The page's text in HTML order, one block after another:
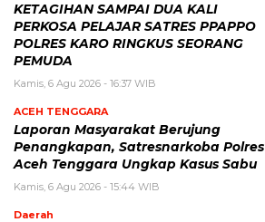
KETAGIHAN SAMPAI DUA KALI
PERKOSA PELAJAR SATRES PPAPPO
POLRES KARO RINGKUS SEORANG
PEMUDA
Kamis, 6 Agu 2026 - 16:37 WIB
ACEH TENGGARA
Laporan Masyarakat Berujung
Penangkapan, Satresnarkoba Polres
Aceh Tenggara Ungkap Kasus Sabu
Kamis, 6 Agu 2026 - 15:44 WIB
Daerah